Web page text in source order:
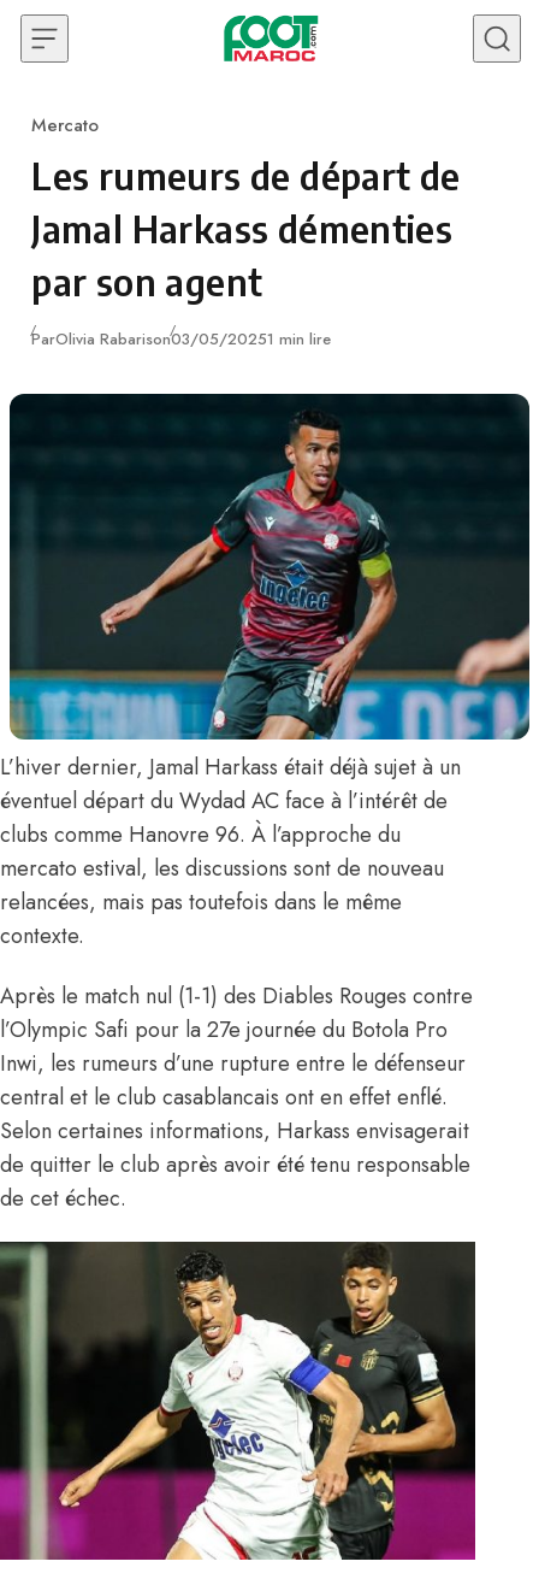
Skip to content
Category
Mercato
Les rumeurs de départ de
Jamal Harkass démenties
par son agent
ParOlivia RabarisonPublié
03/05/20251 min lire
L’hiver dernier, Jamal Harkass était déjà sujet à un
éventuel départ du Wydad AC face à l’intérêt de
clubs comme Hanovre 96. À l’approche du
mercato estival, les discussions sont de nouveau
relancées, mais pas toutefois dans le même
contexte.
Après le match nul (1-1) des Diables Rouges contre
l’Olympic Safi pour la 27e journée du Botola Pro
Inwi, les rumeurs d’une rupture entre le défenseur
central et le club casablancais ont en effet enflé.
Selon certaines informations, Harkass envisagerait
de quitter le club après avoir été tenu responsable
de cet échec.